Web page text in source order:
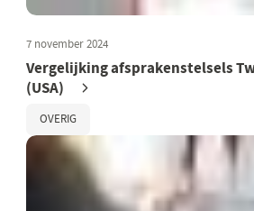
7 november 2024
Vergelijking afsprakenstelsels
(USA)
OVERIG